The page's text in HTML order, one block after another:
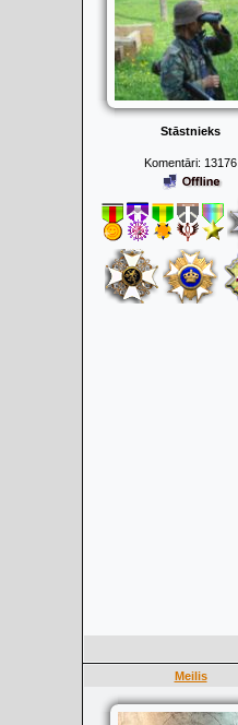
Stāstnieks
Komentāri: 13176
Meilis